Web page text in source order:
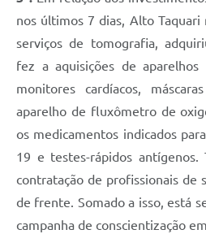
nos últimos 7 dias, Alto Taquari
serviços de tomografia,
fez a aquisições de aparelhos
monitores cardíacos,
aparelho de fluxômetro de
os medicamentos indicados
19 e testes-rápidos
contratação de profissionais de
de frente. Somado a isso, está
campanha de conscientização